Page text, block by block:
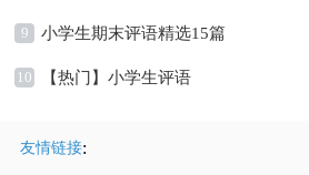
9 小学生期末评语精选15篇
10 【热门】小学生评语
友情链接: